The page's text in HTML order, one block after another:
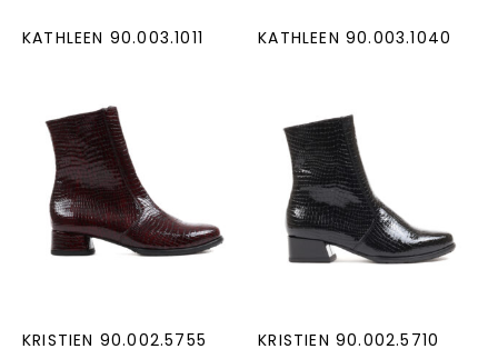
KATHLEEN 90.003.1011 KATHLEEN 90.003.1040
KRISTIEN 90.002.5755 KRISTIEN 90.002.5710